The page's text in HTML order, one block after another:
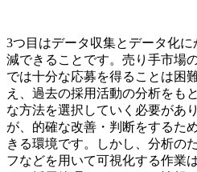
3つ目はデータ収集とデータ化
減できることです。売り手市場
では十分な応募を得ることは困
え、過去の採用活動の分析をも
な方法を選択していく必要があ
が、的確な改善・判断をするた
きる環境です。しかし、分析の
フなどを用いて可視化する作業